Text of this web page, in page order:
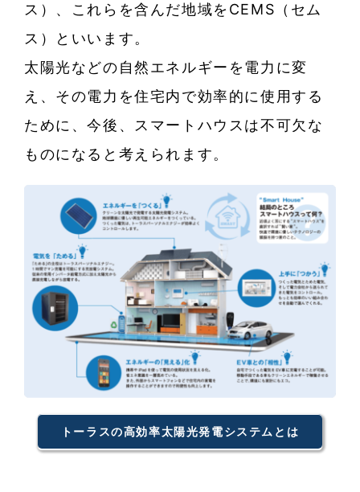
ス）、これらを含んだ地域をCEMS（セム
ス）といいます。
太陽光などの自然エネルギーを電力に変
え、その電力を住宅内で効率的に使用する
ために、今後、スマートハウスは不可欠な
ものになると考えられます。
トーラスの高効率太陽光発電システムとは